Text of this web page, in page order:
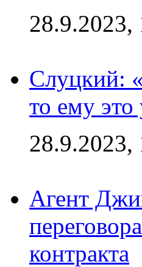
28.9.2023,
Слуцкий:
то ему это
28.9.2023,
Агент
контракта